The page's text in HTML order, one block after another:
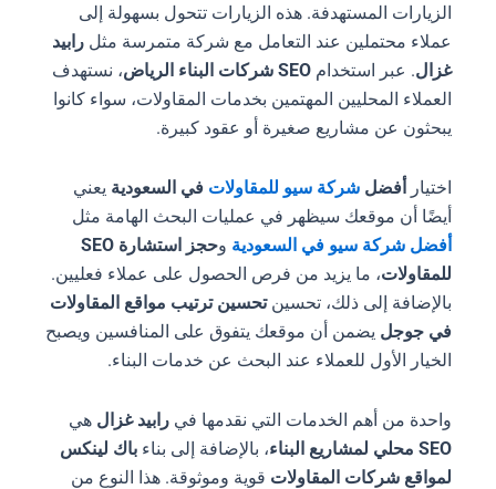
الزيارات المستهدفة. هذه الزيارات تتحول بسهولة إلى
عملاء محتملين عند التعامل مع شركة متمرسة مثل رابيد
غزال. عبر استخدامSEO شركات البناء الرياض
، نستهدف
العملاء المحليين المهتمين بخدمات المقاولات، سواء كانوا
يبحثون عن مشاريع صغيرة أو عقود كبيرة.
اختيارأفضل شركة سيو للمقاولاتفي السعوديةيعني
أيضًا أن موقعك سيظهر في عمليات البحث الهامة مثل
أفضل شركة سيو في السعوديةو
حجز استشارة SEO
للمقاولات، ما يزيد من فرص الحصول على عملاء فعليين.
بالإضافة إلى ذلك، تحسينتحسين ترتيب مواقع المقاولات
في جوجليضمن أن موقعك يتفوق على المنافسين ويصبح
الخيار الأول للعملاء عند البحث عن خدمات البناء.
واحدة من أهم الخدمات التي نقدمها في رابيد غزالهي
SEO محلي لمشاريع البناء
، بالإضافة إلى بناءباك لينكس
لمواقع شركات المقاولاتقوية وموثوقة. هذا النوع من